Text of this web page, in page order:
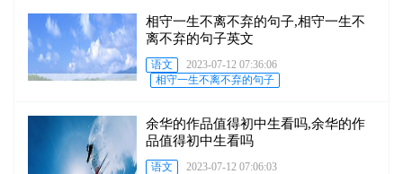
相守一生不离不弃的句子,相守一生不
离不弃的句子英文
语文
2023-07-12 07:36:06
相守一生不离不弃的句子
余华的作品值得初中生看吗,余华的作
品值得初中生看吗
语文
2023-07-12 07:06:03